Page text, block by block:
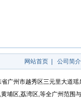
网站首页 公司简介
省广州市越秀区三元里大道
湾区,等全广州范围与